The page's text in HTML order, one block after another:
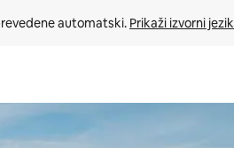
automatski. Prikaži izvorni jezik